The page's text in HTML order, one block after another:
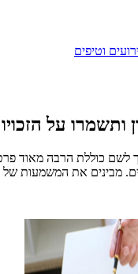
וטיפים
ותשמרו על
כוללת הרבה מאוד
מבינים את המשמעות